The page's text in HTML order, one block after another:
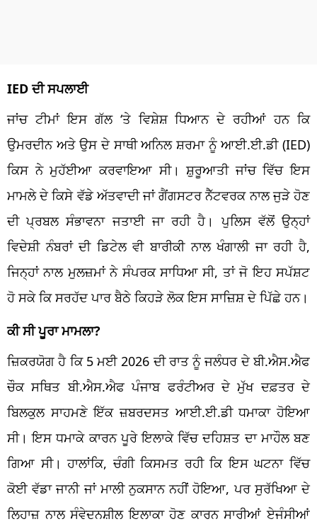
IED ਦੀ ਸਪਲਾਈ
ਜਾਂਚ ਟੀਮਾਂ ਇਸ ਗੱਲ ‘ਤੇ ਵਿਸ਼ੇਸ਼ ਧਿਆਨ ਦੇ ਰਹੀਆਂ ਹਨ ਕਿ
ਉਮਰਦੀਨ ਅਤੇ ਉਸ ਦੇ ਸਾਥੀ ਅਨਿਲ ਸ਼ਰਮਾ ਨੂੰ ਆਈ.ਈ.ਡੀ (IED)
ਕਿਸ ਨੇ ਮੁਹੱਈਆ ਕਰਵਾਇਆ ਸੀ। ਸ਼ੁਰੂਆਤੀ ਜਾਂਚ ਵਿੱਚ ਇਸ
ਮਾਮਲੇ ਦੇ ਕਿਸੇ ਵੱਡੇ ਅੱਤਵਾਦੀ ਜਾਂ ਗੈਂਗਸਟਰ ਨੈੱਟਵਰਕ ਨਾਲ ਜੁੜੇ ਹੋਣ
ਦੀ ਪ੍ਰਬਲ ਸੰਭਾਵਨਾ ਜਤਾਈ ਜਾ ਰਹੀ ਹੈ। ਪੁਲਿਸ ਵੱਲੋਂ ਉਨ੍ਹਾਂ
ਵਿਦੇਸ਼ੀ ਨੰਬਰਾਂ ਦੀ ਡਿਟੇਲ ਵੀ ਬਾਰੀਕੀ ਨਾਲ ਖੰਗਾਲੀ ਜਾ ਰਹੀ ਹੈ,
ਜਿਨ੍ਹਾਂ ਨਾਲ ਮੁਲਜ਼ਮਾਂ ਨੇ ਸੰਪਰਕ ਸਾਧਿਆ ਸੀ, ਤਾਂ ਜੋ ਇਹ ਸਪੱਸ਼ਟ
ਹੋ ਸਕੇ ਕਿ ਸਰਹੱਦ ਪਾਰ ਬੈਠੇ ਕਿਹੜੇ ਲੋਕ ਇਸ ਸਾਜ਼ਿਸ਼ ਦੇ ਪਿੱਛੇ ਹਨ।
ਕੀ ਸੀ ਪੂਰਾ ਮਾਮਲਾ?
ਜ਼ਿਕਰਯੋਗ ਹੈ ਕਿ 5 ਮਈ 2026 ਦੀ ਰਾਤ ਨੂੰ ਜਲੰਧਰ ਦੇ ਬੀ.ਐਸ.ਐਫ
ਚੌਕ ਸਥਿਤ ਬੀ.ਐਸ.ਐਫ ਪੰਜਾਬ ਫਰੰਟੀਅਰ ਦੇ ਮੁੱਖ ਦਫ਼ਤਰ ਦੇ
ਬਿਲਕੁਲ ਸਾਹਮਣੇ ਇੱਕ ਜ਼ਬਰਦਸਤ ਆਈ.ਈ.ਡੀ ਧਮਾਕਾ ਹੋਇਆ
ਸੀ। ਇਸ ਧਮਾਕੇ ਕਾਰਨ ਪੂਰੇ ਇਲਾਕੇ ਵਿੱਚ ਦਹਿਸ਼ਤ ਦਾ ਮਾਹੌਲ ਬਣ
ਗਿਆ ਸੀ। ਹਾਲਾਂਕਿ, ਚੰਗੀ ਕਿਸਮਤ ਰਹੀ ਕਿ ਇਸ ਘਟਨਾ ਵਿੱਚ
ਕੋਈ ਵੱਡਾ ਜਾਨੀ ਜਾਂ ਮਾਲੀ ਨੁਕਸਾਨ ਨਹੀਂ ਹੋਇਆ, ਪਰ ਸੁਰੱਖਿਆ ਦੇ
ਲਿਹਾਜ਼ ਨਾਲ ਸੰਵੇਦਨਸ਼ੀਲ ਇਲਾਕਾ ਹੋਣ ਕਾਰਨ ਸਾਰੀਆਂ ਏਜੰਸੀਆਂ